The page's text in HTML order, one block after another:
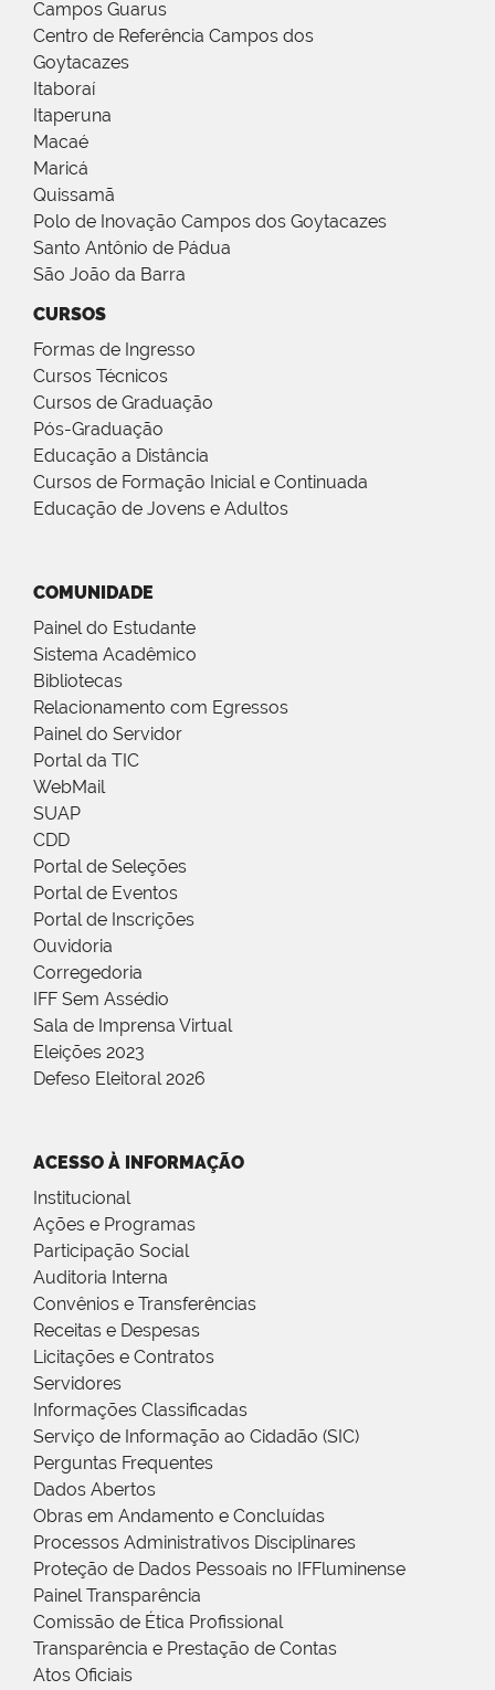
Campos Guarus
Centro de Referência Campos dos
Goytacazes
Itaboraí
Itaperuna
Macaé
Maricá
Quissamã
Polo de Inovação Campos dos Goytacazes
Santo Antônio de Pádua
São João da Barra
CURSOS
Formas de Ingresso
Cursos Técnicos
Cursos de Graduação
Pós-Graduação
Educação a Distância
Cursos de Formação Inicial e Continuada
Educação de Jovens e Adultos
COMUNIDADE
Painel do Estudante
Sistema Acadêmico
Bibliotecas
Relacionamento com Egressos
Painel do Servidor
Portal da TIC
WebMail
SUAP
CDD
Portal de Seleções
Portal de Eventos
Portal de Inscrições
Ouvidoria
Corregedoria
IFF Sem Assédio
Sala de Imprensa Virtual
Eleições 2023
Defeso Eleitoral 2026
ACESSO À INFORMAÇÃO
Institucional
Ações e Programas
Participação Social
Auditoria Interna
Convênios e Transferências
Receitas e Despesas
Licitações e Contratos
Servidores
Informações Classificadas
Serviço de Informação ao Cidadão (SIC)
Perguntas Frequentes
Dados Abertos
Obras em Andamento e Concluídas
Processos Administrativos Disciplinares
Proteção de Dados Pessoais no IFFluminense
Painel Transparência
Comissão de Ética Profissional
Transparência e Prestação de Contas
Atos Oficiais